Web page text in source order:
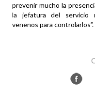
prevenir mucho la
la jefatura del servicio
venenos para controlarlos”.